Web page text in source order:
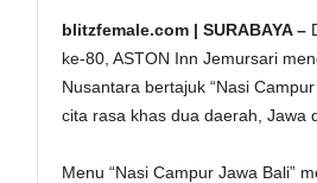
blitzfemale.com | SURABAYA –
ke-80, ASTON Inn Jemursari
Nusantara bertajuk “Nasi
cita rasa khas dua daerah, Jawa
Menu “Nasi Campur Jawa Bali”